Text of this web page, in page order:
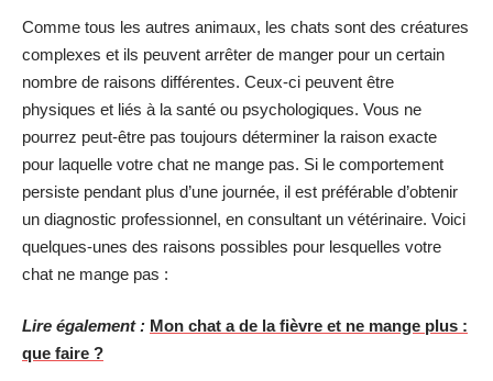
Comme tous les autres animaux, les chats sont des créatures
complexes et ils peuvent arrêter de manger pour un certain
nombre de raisons différentes. Ceux-ci peuvent être
physiques et liés à la santé ou psychologiques. Vous ne
pourrez peut-être pas toujours déterminer la raison exacte
pour laquelle votre chat ne mange pas. Si le comportement
persiste pendant plus d’une journée, il est préférable d’obtenir
un diagnostic professionnel, en consultant un vétérinaire. Voici
quelques-unes des raisons possibles pour lesquelles votre
chat ne mange pas :
Lire également : Mon chat a de la fièvre et ne mange plus :
que faire ?